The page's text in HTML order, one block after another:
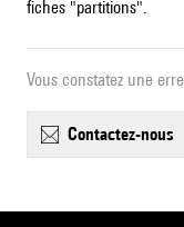
fiches "partitions".
Vous constatez une
contactez-nous